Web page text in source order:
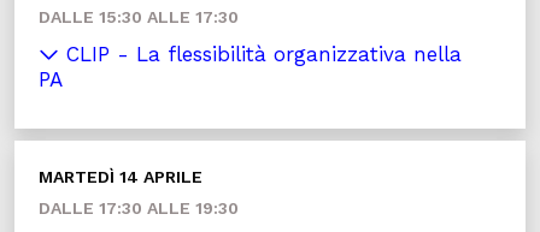
DALLE 15:30 ALLE 17:30
CLIP - La flessibilità organizzativa nella
PA
MARTEDÌ 14 APRILE
DALLE 17:30 ALLE 19:30